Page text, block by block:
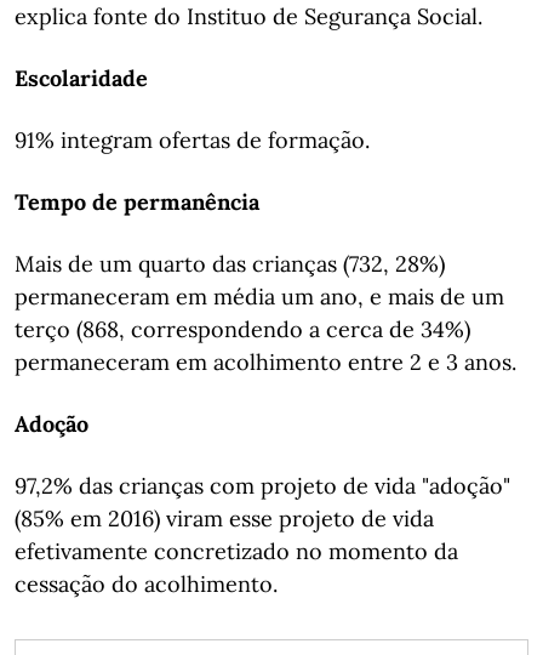
explica fonte do Instituo de Segurança Social.
Escolaridade
91% integram ofertas de formação.
Tempo de permanência
Mais de um quarto das crianças (732, 28%)
permaneceram em média um ano, e mais de um
terço (868, correspondendo a cerca de 34%)
permaneceram em acolhimento entre 2 e 3 anos.
Adoção
97,2% das crianças com projeto de vida "adoção"
(85% em 2016) viram esse projeto de vida
efetivamente concretizado no momento da
cessação do acolhimento.